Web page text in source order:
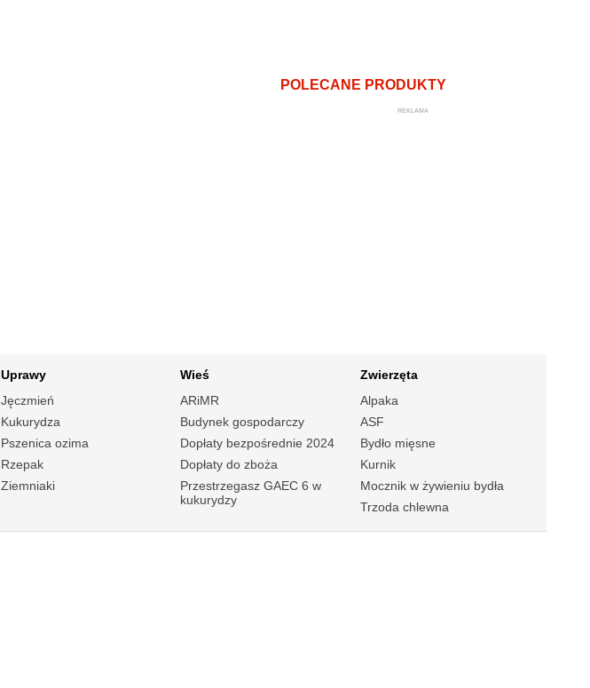
POLECANE PRODUKTY
REKLAMA
Uprawy
Jęczmień
Kukurydza
Pszenica ozima
Rzepak
Ziemniaki
Wieś
ARiMR
Budynek gospodarczy
Dopłaty bezpośrednie 2024
Dopłaty do zboża
Przestrzegasz GAEC 6 w
kukurydzy
Zwierzęta
Alpaka
ASF
Bydło mięsne
Kurnik
Mocznik w żywieniu bydła
Trzoda chlewna